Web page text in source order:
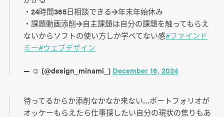
・24時間365日相談できる→年末年始休み
・課題動画添削→自主課題は自分の課題を触ってもらえ
ないからソフトの使い方しか学べてない感#ファインド
ミー#ウェブデザイン
— ☺︎ (@design_minami_) December 16, 2024
待ってるからか添削なかなか来ない…ポートフォリオが
オッケーもらえたら仕事探したい自分の現状の焦りもあ